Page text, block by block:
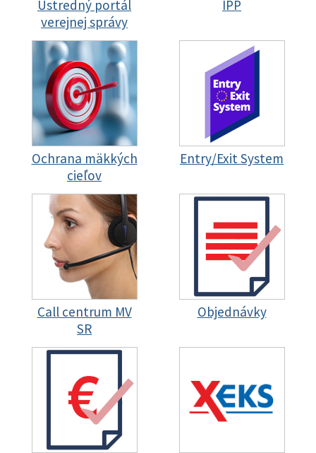
Ústredný portál
verejnej správy
IPP
Ochrana mäkkých
cieľov
Entry/Exit System
Call centrum MV
SR
Objednávky